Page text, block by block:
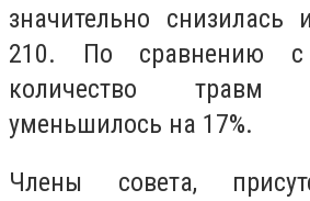
значительно снизилась
210. По сравнению
количество
уменьшилось на 17%.
Члены совета,